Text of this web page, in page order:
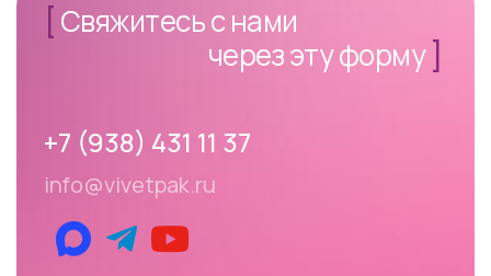
[Свяжитесь с нами
через эту форму]
+7 (938) 431 11 37
info@vivetpak.ru